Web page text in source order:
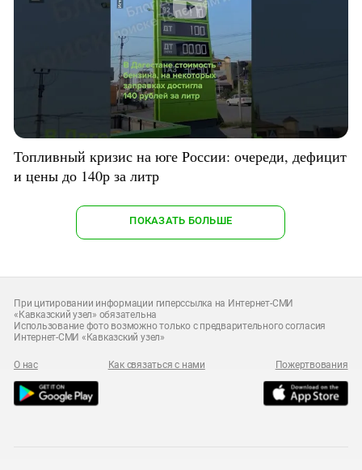
Топливный кризис на юге России: очереди, дефицит
и цены до 140р за литр
ПОКАЗАТЬ БОЛЬШЕ
При цитировании информации гиперссылка на Интернет-СМИ
«Кавказский узел» обязательна
Использование фото возможно только с предварительного согласия
Интернет-СМИ «Кавказский узел»
О нас Как связаться с нами Пожертвования